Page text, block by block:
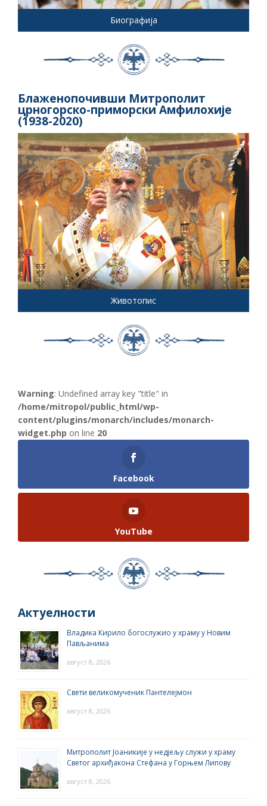
Биографија
Блаженопочивши Митрополит
црногорско-приморски Амфилохије
(1938-2020)
Животопис
Warning: Undefined array key "title" in
/home/mitropol/public_html/wp-
content/plugins/monarch/includes/monarch-
widget.php on line 20
Facebook
YouTube
Актуелности
Владика Кирило богослужио у храму у Новим
Пављанима
август 8, 2026
Свети великомученик Пантелејмон
август 8, 2026
Митрополит Јоаникије у недјељу служи у храму
Светог архиђакона Стефана у Горњем Липову
август 8, 2026